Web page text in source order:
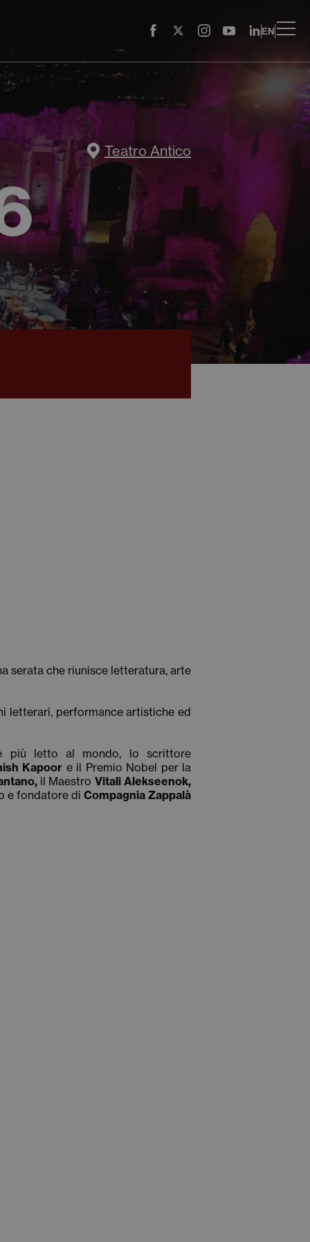
EN
Teatro Antico
serata che riunisce letteratura, arte
letterari, performance artistiche ed
più letto al mondo, lo scrittore
Kapoor e il Premio Nobel per la
il Maestro Vitali Alekseenok,
e fondatore di Compagnia Zappalà